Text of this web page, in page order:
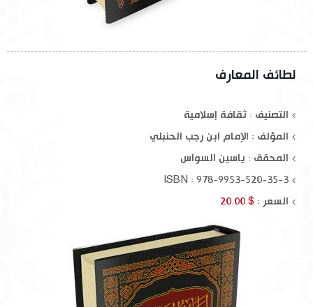
لطائف المعارف
التصنيف : ثقافة إسلامية
المؤلف : الإمام ابن رجب الحنبلي
المحقق : ياسين السواس
ISBN : 978-9953-520-35-3
السعر : $ 20.00